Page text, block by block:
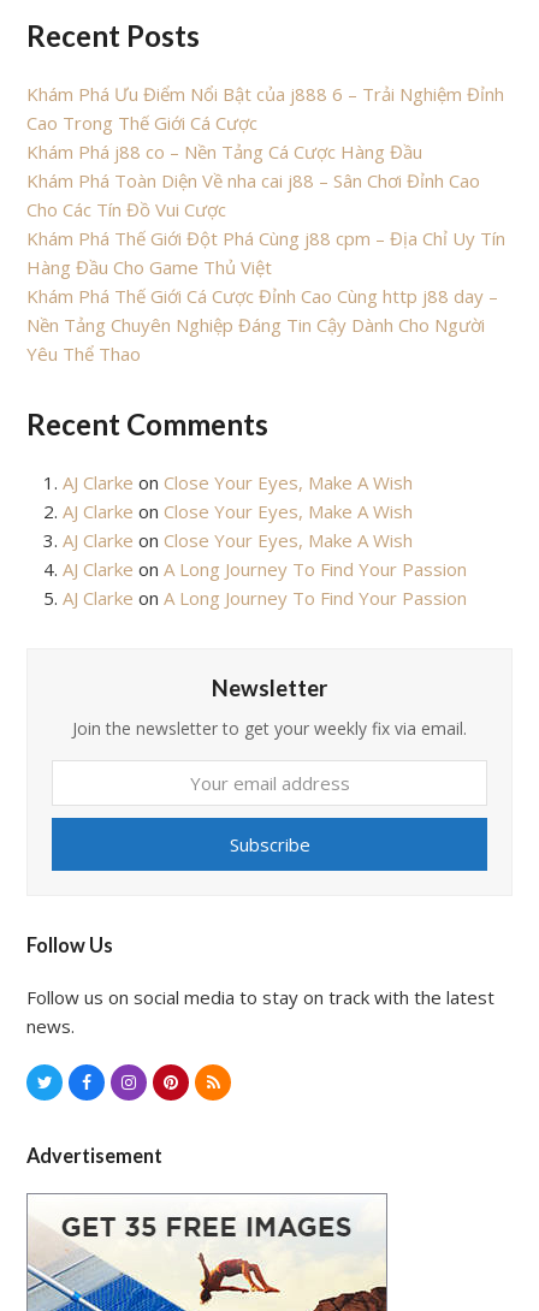
Recent Posts
Khám Phá Ưu Điểm Nổi Bật của j888 6 – Trải Nghiệm Đỉnh
Cao Trong Thế Giới Cá Cược
Khám Phá j88 co – Nền Tảng Cá Cược Hàng Đầu
Khám Phá Toàn Diện Về nha cai j88 – Sân Chơi Đỉnh Cao
Cho Các Tín Đồ Vui Cược
Khám Phá Thế Giới Đột Phá Cùng j88 cpm – Địa Chỉ Uy Tín
Hàng Đầu Cho Game Thủ Việt
Khám Phá Thế Giới Cá Cược Đỉnh Cao Cùng http j88 day –
Nền Tảng Chuyên Nghiệp Đáng Tin Cậy Dành Cho Người
Yêu Thể Thao
Recent Comments
AJ Clarke on Close Your Eyes, Make A Wish
AJ Clarke on Close Your Eyes, Make A Wish
AJ Clarke on Close Your Eyes, Make A Wish
AJ Clarke onA Long Journey To Find Your Passion
AJ Clarke onA Long Journey To Find Your Passion
Newsletter
Join the newsletter to get your weekly fix via email.
email
Subscribe
Follow Us
Follow us on social media to stay on track with the latest
news.
T
i
t
t
e
r
c
e
b
o
o
s
t
a
r
P
t
e
e
R
Advertisement